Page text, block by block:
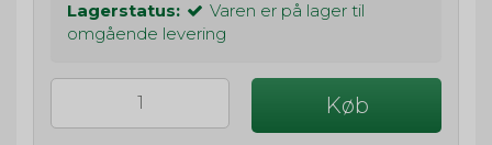
Lagerstatus:
Varen er på lager til
omgående levering
Køb